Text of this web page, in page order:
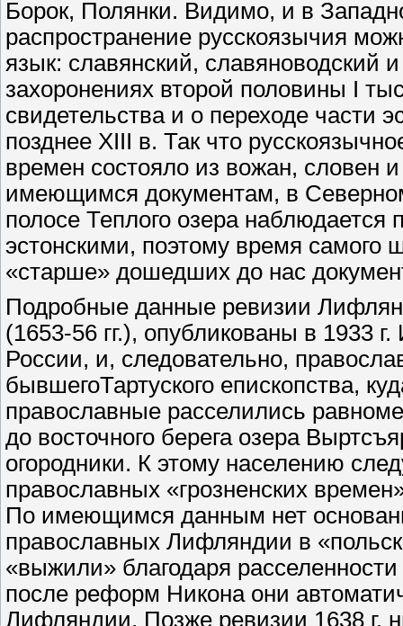
Борок, Полянки. Видимо, и в
распространение русскоязычия
язык: славянский, славяноводский
захоронениях второй половины I
свидетельства и о переходе части
позднее XIII в. Так что
времен состояло из вожан, словен
имеющимся документам, в
полосе Теплого озера наблюдается
эстонскими, поэтому время самого
«старше» дошедших до нас
Подробные данные ревизии
(1653-56 гг.), опубликованы в 1933
России, и, следовательно,
бывшегоТартуского епископства,
православные расселились
до восточного берега озера
огородники. К этому населению
православных «грозненских
По имеющимся данным нет
православных Лифляндии в
«выжили» благодаря
после реформ Никона они
Лифляндии. Позже ревизии 1638 г.